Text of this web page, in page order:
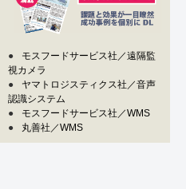
●
モスフードサービス社／遠隔監
視カメラ
●
ヤマトロジスティクス社／音声
認識システム
●
モスフードサービス社／WMS
●
丸善社／WMS